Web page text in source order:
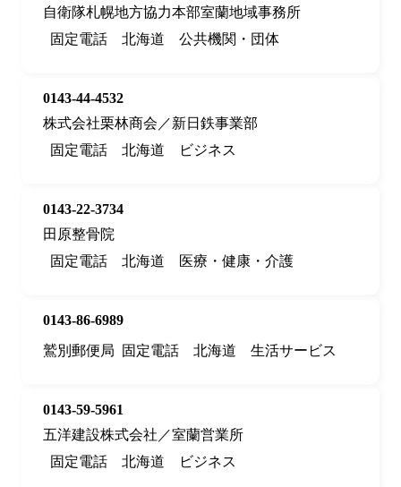
自衛隊札幌地方協力本部室蘭地域事務所
固定電話
北海道 公共機関・団体
0143-44-4532
株式会社栗林商会／新日鉄事業部
固定電話
北海道 ビジネス
0143-22-3734
田原整骨院
固定電話
北海道 医療・健康・介護
0143-86-6989
鷲別郵便局
固定電話 北海道 生活サービス
0143-59-5961
五洋建設株式会社／室蘭営業所
固定電話
北海道 ビジネス